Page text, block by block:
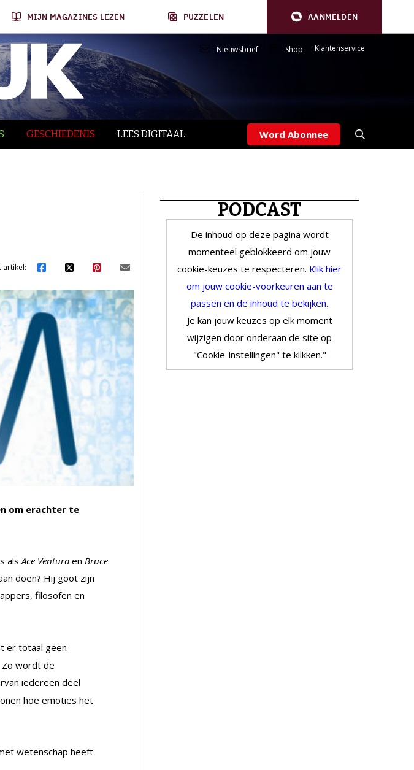
MIJN MAGAZINES LEZEN PUZZELEN AANMELDEN
Nieuwsbrief Shop Klantenservice
GESCHIEDENIS LEES DIGITAAL Word Abonnee
artikel:
om erachter te
alsAce Ventura en Bruce
doen? Hij goot zijn
filosofen en
er totaal geen
Zo wordt de
iedereen deel
hoe emoties het
wetenschap heeft
PODCAST
De inhoud op deze pagina wordt
momenteel geblokkeerd om jouw
cookie-keuzes te respecteren. Klik hier
om jouw cookie-voorkeuren aan te
passen en de inhoud te bekijken.
Je kan jouw keuzes op elk moment
wijzigen door onderaan de site op
"Cookie-instellingen" te klikken."